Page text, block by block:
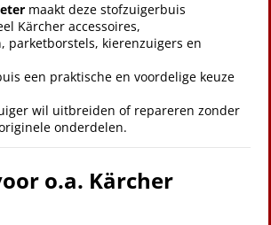
maakt deze stofzuigerbuis
Kärcher accessoires,
parketborstels, kierenzuigers en
een praktische en voordelige keuze
wil uitbreiden of repareren zonder
onderdelen.
o.a. Kärcher